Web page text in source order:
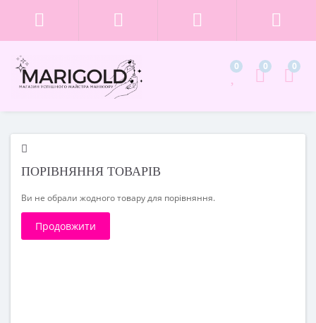
0 0 0
ПОРІВНЯННЯ ТОВАРІВ
Ви не обрали жодного товару для порівняння.
Продовжити